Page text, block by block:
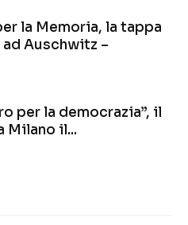
la Memoria, la tappa
Auschwitz –
per la democrazia”, il
Milano il...